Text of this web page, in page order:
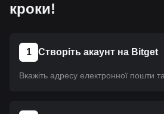
Для всіх криптовалют на Bitget
кроки!
1 Створіть акаунт на Bitget
Вкажіть адресу електронної пошти